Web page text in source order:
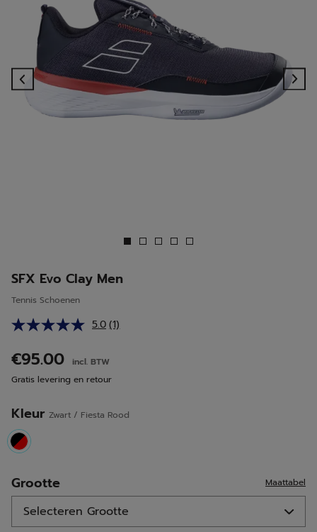
Previous
SFX Evo Clay Men
Tennis Schoenen
5.0 Lees
Dezelfde
paginalink.
(1)
€95.00
incl. BTW
Gratis levering en retour
Kleur Zwart / Fiesta Rood
selected
Grootte Maattabel